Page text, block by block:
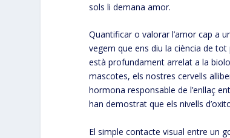
sols li demana amor.
Quantificar o valorar l’amor cap a
vegem que ens diu la ciència de
està profundament arrelat a la
mascotes, els nostres cervells
hormona responsable de l’enllaç
han demostrat que els nivells
El simple contacte visual entre un